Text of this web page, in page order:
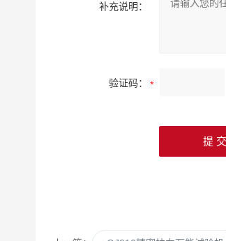
补充说明：
验证码：